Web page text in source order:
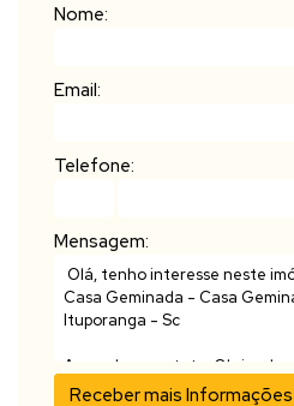
Nome:
Email:
Telefone:
Mensagem: